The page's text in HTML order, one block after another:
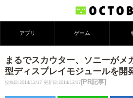
アプリ ゲーム
まるでスカウター、ソニーがメ
型ディスプレイモジュールを開
投稿日:2014/12/17 更新日:2014/12/17 [PR記事]